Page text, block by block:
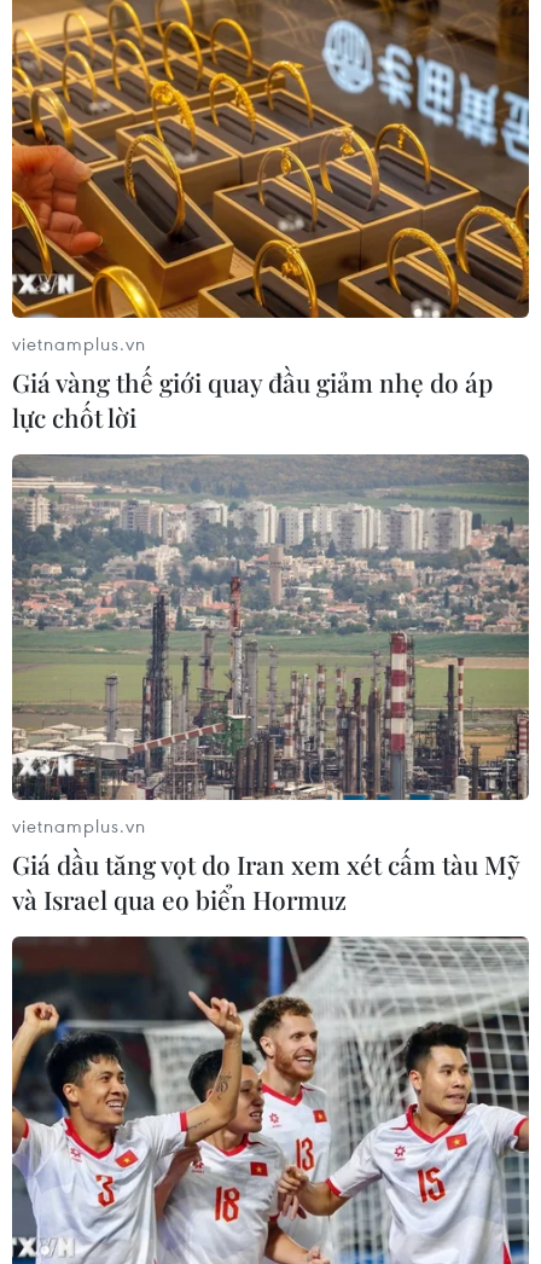
21/02/2020 11:54
Gói hỗ trợ sinh phẩm của JICA với tổng giá trị tương
đương 4 triệu yên sẽ giúp Viện Pasteur Thành phố Hồ
Chí Minh nâng cao năng lực trong việc ứng phó với
COVID-19.
Hàn Quốc xác nhận ca tử vong thứ 2 do
COVID-19, số ca nhiễm lên 209
21/02/2020 11:47
Tính đến thời điểm này, tổng số trường hợp nhiễm
COVID-19 ở Hàn Quốc là 209 người, trong đó hơn một
nửa số ca lây nhiễm là ở Daegu và các vùng thuộc tỉnh
Bắc Gyeongsang.
vietnamplus.vn
Giá vàng thế giới quay đầu giảm nhẹ do áp
lực chốt lời
vietnamplus.vn
Giá dầu tăng vọt do Iran xem xét cấm tàu Mỹ
và Israel qua eo biển Hormuz